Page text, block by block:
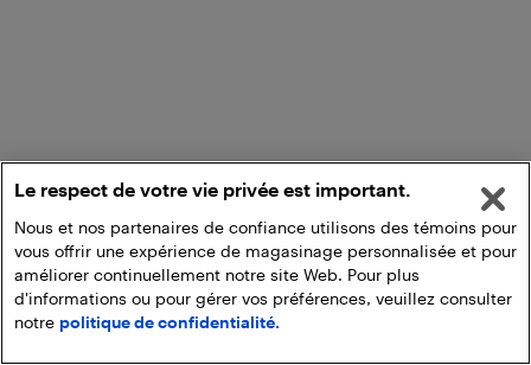
Le respect de votre vie privée est important.
Nous et nos partenaires de confiance utilisons des témoins pour
vous offrir une expérience de magasinage personnalisée et pour
améliorer continuellement notre site Web. Pour plus
d'informations ou pour gérer vos préférences, veuillez consulter
notre politique de confidentialité.